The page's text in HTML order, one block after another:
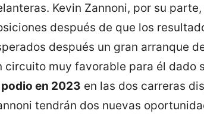
Kevin Zannoni, por su
después de que los
después un gran arranque
circuito muy favorable para él dado
en 2023 en las dos carreras
tendrán dos nuevas